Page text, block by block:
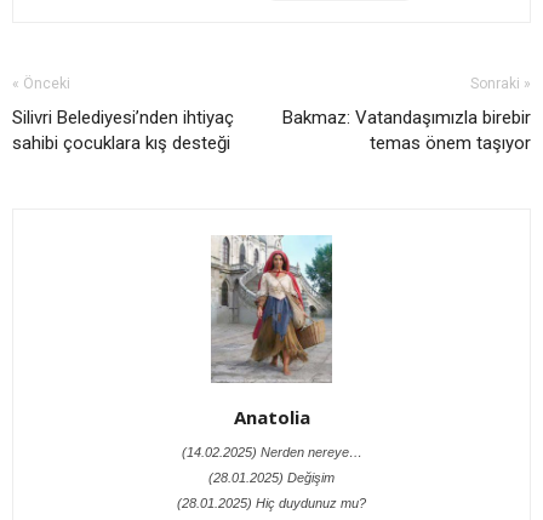
« Önceki
Silivri Belediyesi’nden ihtiyaç
sahibi çocuklara kış desteği
Sonraki »
Bakmaz: Vatandaşımızla birebir
temas önem taşıyor
Anatolia
(14.02.2025) Nerden nereye…
(28.01.2025) Değişim
(28.01.2025) Hiç duydunuz mu?